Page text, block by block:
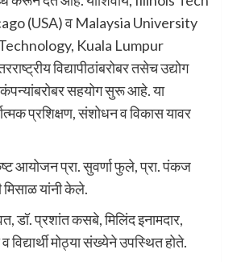
(USA) व Malaysia University
Kuala Lumpur
विद्यापीठांबरोबर तसेच उद्योग
कंपन्यांबरोबर सहयोग सुरू आहे. या
प्रशिक्षण, संशोधन व विकास यावर
आयोजन प्रा. सुवर्णा फुले, प्रा. पंकज
मिसाळ यांनी केले.
डॉ. प्रशांत कसबे, मिलिंद इनामदार,
विद्यार्थी मोठ्या संख्येने उपस्थित होते.